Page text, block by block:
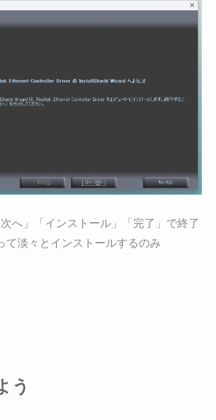
へ」「インストール」「完了」で終了
て淡々とインストールするのみ
う